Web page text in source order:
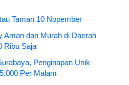
Taman 10 Nopember
Aman dan Murah di Daerah
Ribu Saja
Penginapan Unik
Per Malam